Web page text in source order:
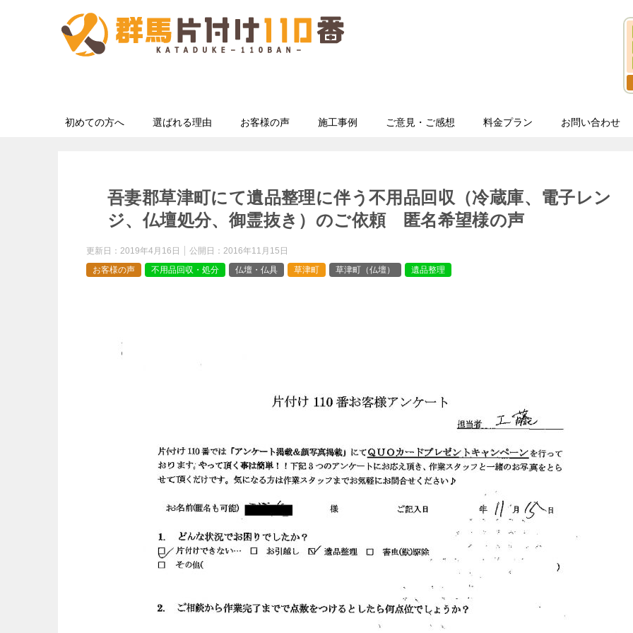
初めての方へ 選ばれる理由 お客様の声 施工事例 ご意見・ご感想 料金プラン お問い合わせ
吾妻郡草津町にて遺品整理に伴う不用品回収（冷蔵庫、電子レン
ジ、仏壇処分、御霊抜き）のご依頼 匿名希望様の声
更新日： 2019年4月16日 公開日： 2016年11月15日
お客様の声
不用品回収・処分 仏壇・仏具 草津町 草津町（仏壇） 遺品整理